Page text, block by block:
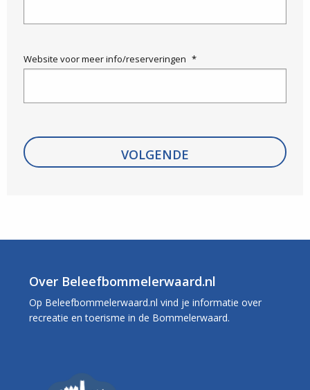
Website voor meer info/reserveringen *
Over Beleefbommelerwaard.nl
Op Beleefbommelerwaard.nl vind je informatie over
recreatie en toerisme in de Bommelerwaard.